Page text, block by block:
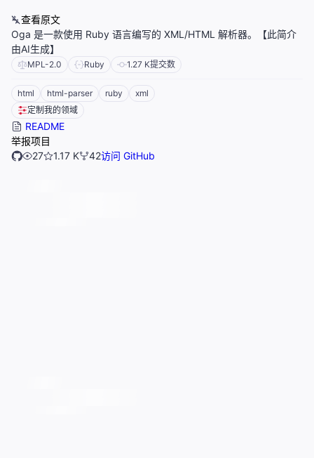
查看原文
Oga 是一款使用 Ruby 语言编写的 XML/HTML 解析器。【此简介
由AI生成】
MPL-2.0 Ruby 1.27 K提交数
html html-parser ruby
xml
定制我的领域
README
举报项目
27
1.17 K 42访问 GitHub